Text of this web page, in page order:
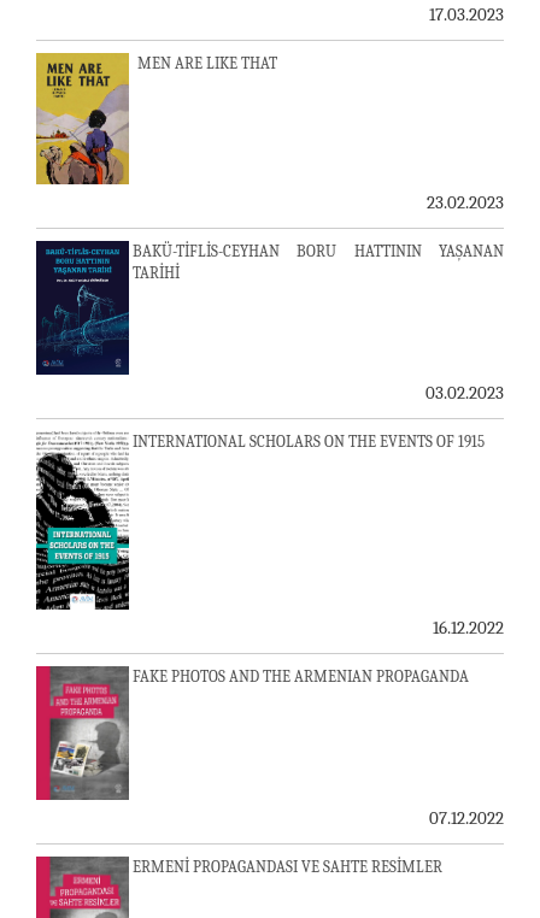
17.03.2023
MEN ARE LIKE THAT
23.02.2023
BAKÜ-TİFLİS-CEYHAN BORU HATTININ YAŞANAN
TARİHİ
03.02.2023
INTERNATIONAL SCHOLARS ON THE EVENTS OF 1915
16.12.2022
FAKE PHOTOS AND THE ARMENIAN PROPAGANDA
07.12.2022
ERMENİ PROPAGANDASI VE SAHTE RESİMLER